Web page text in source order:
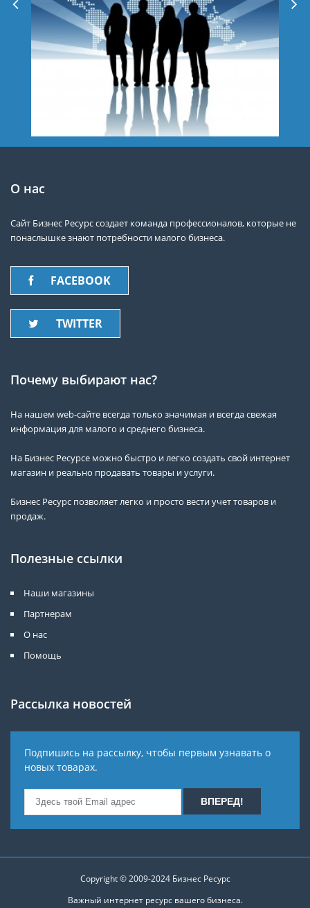
О нас
Сайт Бизнес Ресурс создает команда профессионалов, которые не
понаслышке знают потребности малого бизнеса.
FACEBOOK
TWITTER
Почему выбирают нас?
На нашем web-сайте всегда только значимая и всегда свежая
информация для малого и среднего бизнеса.
На Бизнес Ресурсе можно быстро и легко создать свой интернет
магазин и реально продавать товары и услуги.
Бизнес Ресурс позволяет легко и просто вести учет товаров и
продаж.
Полезные ссылки
Наши магазины
Партнерам
О нас
Помощь
Рассылка новостей
Подпишись на рассылку, чтобы первым узнавать о
новых товарах.
Copyright © 2009-2024 Бизнес Ресурс
Важный интернет ресурс вашего бизнеса.